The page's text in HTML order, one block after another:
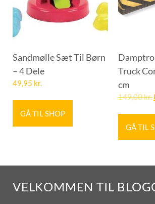
Sandmølle Sæt Til Børn
– 4 Dele
49,95 kr.
GÅ TIL SHOP
Truck
cm
149,00kr.
GÅ TIL
VELKOMMEN TIL